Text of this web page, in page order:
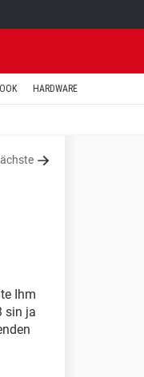
HARDWARE
Ihm
sin ja